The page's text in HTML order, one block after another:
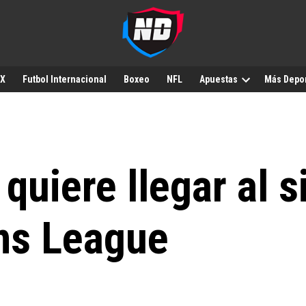
Futbol Internacional Boxeo NFL Apuestas Más
llegar al
League